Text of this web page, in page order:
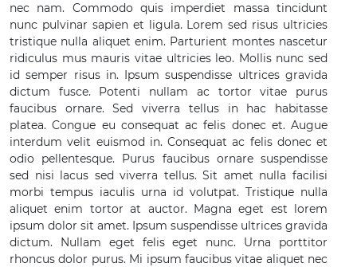
nec nam. Commodo quis imperdiet massa tincidunt
nunc pulvinar sapien et ligula. Lorem sed risus ultricies
tristique nulla aliquet enim. Parturient montes nascetur
ridiculus mus mauris vitae ultricies leo. Mollis nunc sed
id semper risus in. Ipsum suspendisse ultrices gravida
dictum fusce. Potenti nullam ac tortor vitae purus
faucibus ornare. Sed viverra tellus in hac habitasse
platea. Congue eu consequat ac felis donec et. Augue
interdum velit euismod in. Consequat ac felis donec et
odio pellentesque. Purus faucibus ornare suspendisse
sed nisi lacus sed viverra tellus. Sit amet nulla facilisi
morbi tempus iaculis urna id volutpat. Tristique nulla
aliquet enim tortor at auctor. Magna eget est lorem
ipsum dolor sit amet. Ipsum suspendisse ultrices gravida
dictum. Nullam eget felis eget nunc. Urna porttitor
rhoncus dolor purus. Mi ipsum faucibus vitae aliquet nec